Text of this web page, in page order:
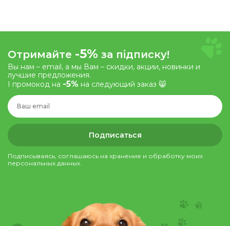
Отримайте -5% за підписку!
Вы нам – email, а мы Вам – скидки, акции, новинки и
лучшие предложения.
І промокод на -5% на следующий заказ 😸
Подписаться
Подписываясь, соглашаюсь на хранение и обработку моих
персональных данных.